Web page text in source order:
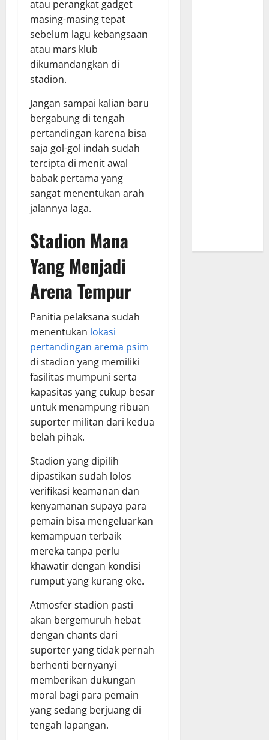
atau perangkat gadget
masing-masing tepat
sebelum lagu kebangsaan
atau mars klub
dikumandangkan di
stadion.
Jangan sampai kalian baru
bergabung di tengah
pertandingan karena bisa
saja gol-gol indah sudah
tercipta di menit awal
babak pertama yang
sangat menentukan arah
jalannya laga.
Stadion Mana
Yang Menjadi
Arena Tempur
Panitia pelaksana sudah
menentukan lokasi
pertandingan arema psim
di stadion yang memiliki
fasilitas mumpuni serta
kapasitas yang cukup besar
untuk menampung ribuan
suporter militan dari kedua
belah pihak.
Stadion yang dipilih
dipastikan sudah lolos
verifikasi keamanan dan
kenyamanan supaya para
pemain bisa mengeluarkan
kemampuan terbaik
mereka tanpa perlu
khawatir dengan kondisi
rumput yang kurang oke.
Atmosfer stadion pasti
akan bergemuruh hebat
dengan chants dari
suporter yang tidak pernah
berhenti bernyanyi
memberikan dukungan
moral bagi para pemain
yang sedang berjuang di
tengah lapangan.